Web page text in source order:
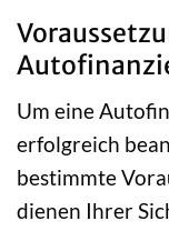
Um eine
erfolgreich
bestimmte
dienen Ihrer